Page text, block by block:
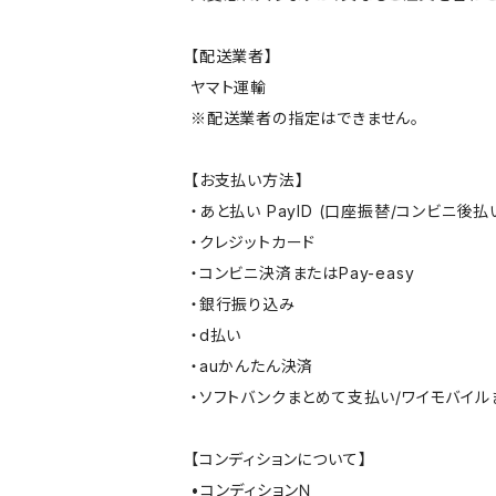
【配送業者】
ヤマト運輸
※配送業者の指定はできません。
【お支払い方法】
・あと払い PayID (口座振替/コンビニ後払
・クレジットカード
・コンビニ決済またはPay-easy
・銀行振り込み
・d払い
・auかんたん決済
・ソフトバンクまとめて支払い/ワイモバイ
【コンディションについて】
•コンディションＮ